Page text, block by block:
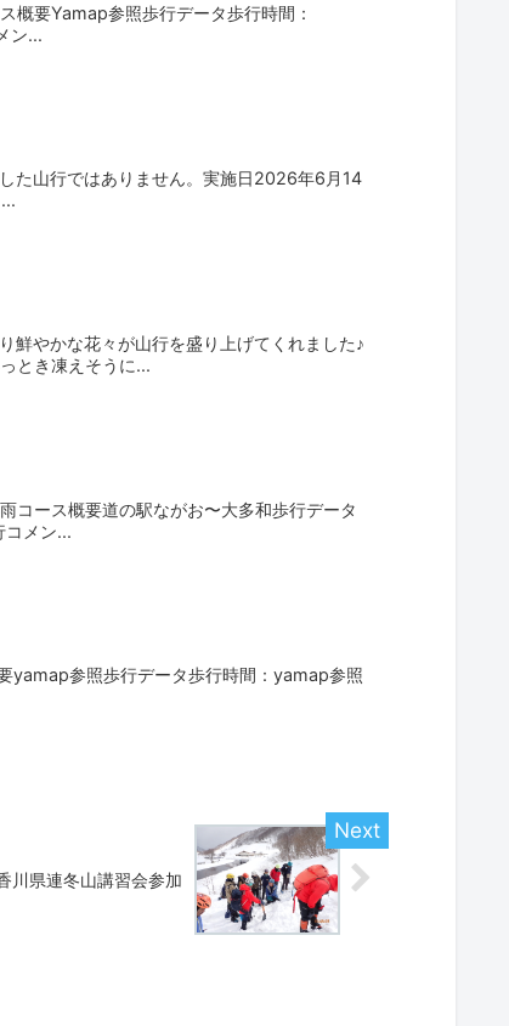
概要Yamap参照歩行データ歩行時間：
ン...
た山行ではありません。実施日2026年6月14
鮮やかな花々が山行を盛り上げてくれました♪
とき凍えそうに...
コース概要道の駅ながお〜大多和歩行データ
コメン...
yamap参照歩行データ歩行時間：yamap参照
川県連冬山講習会参加